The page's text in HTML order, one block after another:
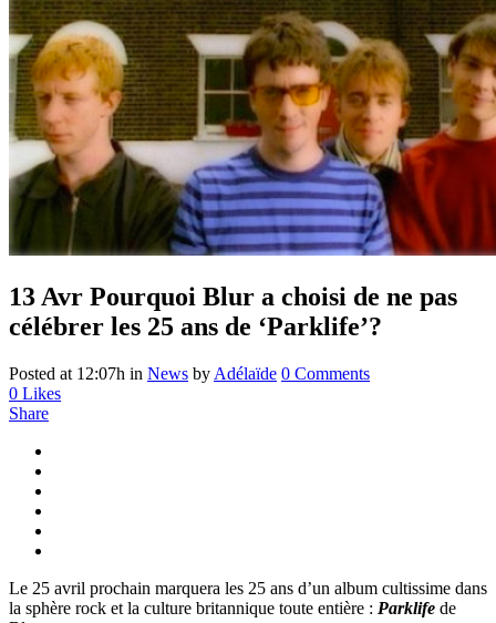
13 Avr Pourquoi Blur a choisi de ne pas
célébrer les 25 ans de ‘Parklife’?
Posted at 12:07h in News by Adélaïde 0 Comments
0 Likes
Share
Le 25 avril prochain marquera les 25 ans d’un album cultissime dans
la sphère rock et la culture britannique toute entière : Parklife de